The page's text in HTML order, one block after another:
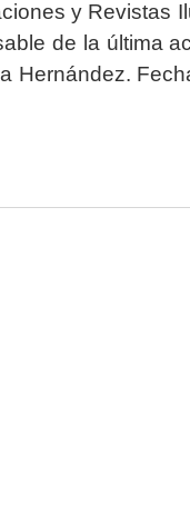
y Revistas
de la última
Hernández.